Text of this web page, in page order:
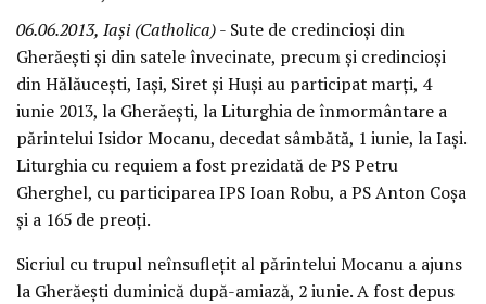
06.06.2013, Iaşi (Catholica)- Sute de credincioşi din
Gherăeşti şi din satele învecinate, precum şi credincioşi
din Hălăuceşti, Iaşi, Siret şi Huşi au participat marţi, 4
iunie 2013, la Gherăeşti, la Liturghia de înmormântare a
părintelui Isidor Mocanu, decedat sâmbătă, 1 iunie, la Iaşi.
Liturghia cu requiem a fost prezidată de PS Petru
Gherghel, cu participarea IPS Ioan Robu, a PS Anton Coşa
şi a 165 de preoţi.
Sicriul cu trupul neînsufleţit al părintelui Mocanu a ajuns
la Gherăeşti duminică după-amiază, 2 iunie. A fost depus